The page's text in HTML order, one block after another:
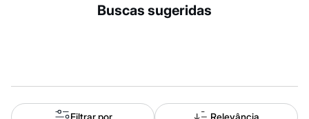
A partir de 60% off
Roupas
Blusas e Camisetas
Básicos
buscas sugeridas
Filtrar por Relevância